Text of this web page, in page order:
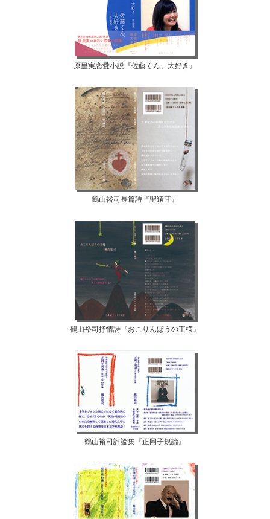
原里実恋愛小説『佐藤くん、大好き』
鶴山裕司長篇詩『聖遠耳』
鶴山裕司抒情詩『おこりんぼうの王様』
鶴山裕司評論集『正岡子規論』